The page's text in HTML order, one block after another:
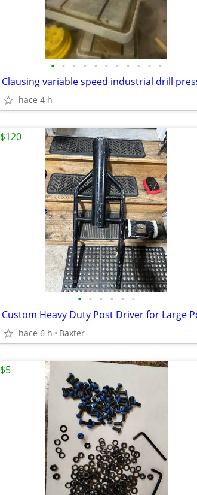
• • • • • • • • • • •
Clausing variable speed industrial drill
hace 4 h
• • • • • •
hace 6 h Baxter
$120
$5